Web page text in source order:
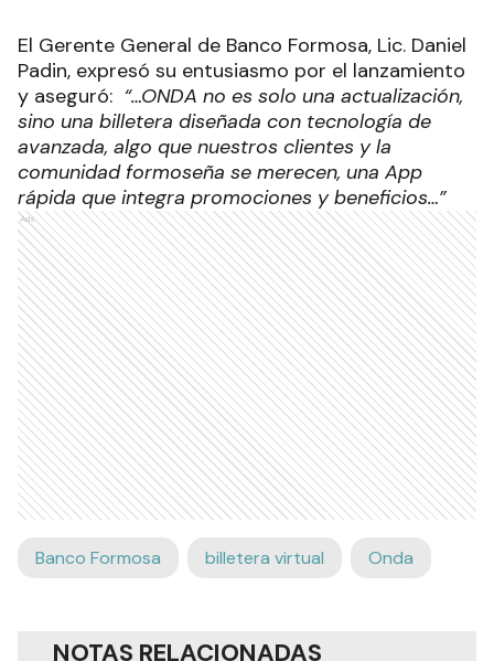
El Gerente General de Banco Formosa, Lic. Daniel
Padin, expresó su entusiasmo por el lanzamiento
y aseguró: “…ONDA no es solo una actualización,
sino una billetera diseñada con tecnología de
avanzada, algo que nuestros clientes y la
comunidad formoseña se merecen, una App
rápida que integra promociones y beneficios…”
Ads
Banco Formosa billetera virtual Onda
NOTAS RELACIONADAS